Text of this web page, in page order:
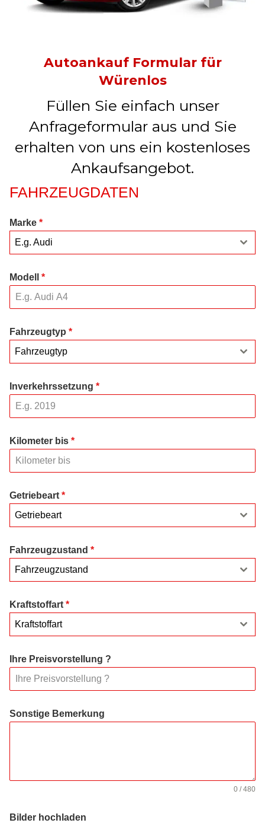
Autoankauf Formular für
Würenlos
Füllen Sie einfach unser
Anfrageformular aus und Sie
erhalten von uns ein kostenloses
Ankaufsangebot.
FAHRZEUGDATEN
Marke *
E.g. Audi
Modell *
Fahrzeugtyp *
Fahrzeugtyp
Inverkehrssetzung *
Kilometer bis *
Getriebeart *
Getriebeart
Fahrzeugzustand *
Fahrzeugzustand
Kraftstoffart *
Kraftstoffart
Ihre Preisvorstellung ?
Sonstige Bemerkung
0 / 480
Bilder hochladen